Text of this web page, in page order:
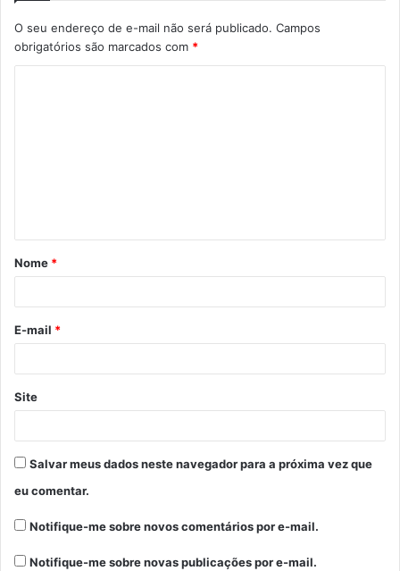
O seu endereço de e-mail não será publicado. Campos
obrigatórios são marcados com *
á
r
*
Nome *
E-mail *
Site
Salvar meus dados neste navegador para a próxima vez que
eu comentar.
Notifique-me sobre novos comentários por e-mail.
Notifique-me sobre novas publicações por e-mail.